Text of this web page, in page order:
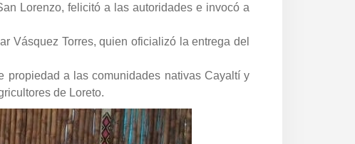
Lorenzo, felicitó a las autoridades e invocó a
Vásquez Torres, quien oficializó la entrega del
propiedad a las comunidades nativas Cayaltí y
de Loreto.